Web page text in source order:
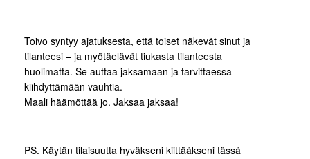
Toivo syntyy ajatuksesta, että toiset näkevät sinut ja
tilanteesi – ja myötäelävät tiukasta tilanteesta
huolimatta. Se auttaa jaksamaan ja tarvittaessa
kiihdyttämään vauhtia.
Maali häämöttää jo. Jaksaa jaksaa!
PS. Käytän tilaisuutta hyväkseni kiittääkseni tässä